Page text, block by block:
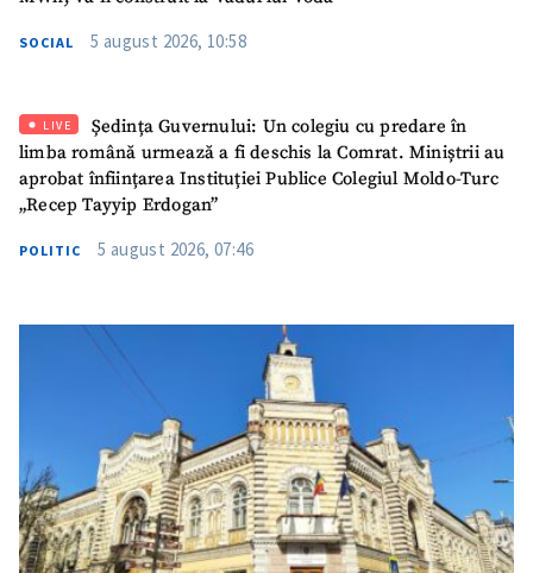
SOCIAL 5 august 2026, 10:58
LIVE
Ședința Guvernului: Un colegiu cu predare în
limba română urmează a fi deschis la Comrat. Miniștrii au
aprobat înființarea Instituției Publice Colegiul Moldo-Turc
„Recep Tayyip Erdogan”
POLITIC 5 august 2026, 07:46
CONTACT SURSĂ
Sursă anonimă
Nume+ Numele meu
Email+ Emailul meu
+ Telefon personal
Am citit și sunt de
acord cupolitica de
confidențialitate.
TRIMITE ȘTIREA